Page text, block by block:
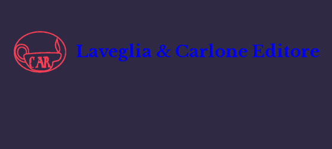
contenuto
Laveglia & Carlone Editore